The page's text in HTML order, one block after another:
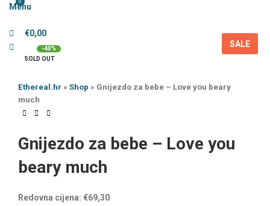
Menu
0
€0,00
-40%
SOLD OUT
SALE
Ethereal.hr » Shop » Gnijezdo za bebe – Love you beary
much
Gnijezdo za bebe – Love you
beary much
Redovna cijena: €69,30